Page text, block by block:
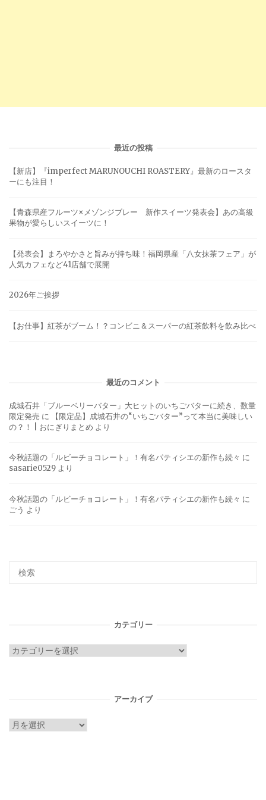
最近の投稿
【新店】『imperfect MARUNOUCHI ROASTERY』最新のロースタ
ーにも注目！
【青森県産フルーツ×メゾンジブレー 新作スイーツ発表会】あの高級
果物が愛らしいスイーツに！
【発表会】まろやかさと旨みが持ち味！福岡県産「八女抹茶フェア」が
人気カフェなど41店舗で展開
2026年ご挨拶
【お仕事】紅茶がブーム！？コンビニ＆スーパーの紅茶飲料を飲み比べ
最近のコメント
成城石井「ブルーベリーバター」大ヒットのいちごバターに続き、数量
限定発売 に
【限定品】成城石井の“いちごバター”って本当に美味しい
の？！ | おにぎりまとめ より
今秋話題の「ルビーチョコレート」！有名パティシエの新作も続々 に
sasarie0529 より
今秋話題の「ルビーチョコレート」！有名パティシエの新作も続々 に
ごう より
カテゴリー
カ
アーカイブ
ア